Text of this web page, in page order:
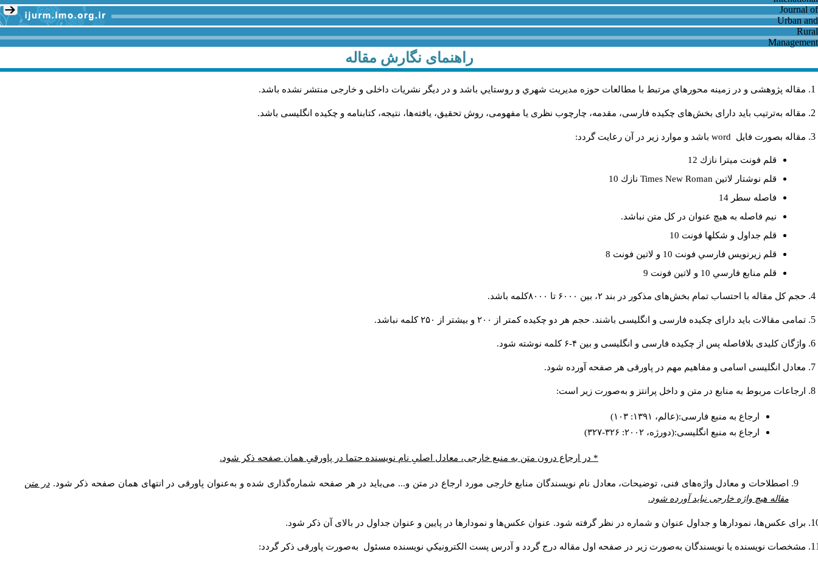
راهنمای نگارش مقاله
مقاله پژوهشی و در زمینه محورهاي مرتبط با مطالعات حوزه مديريت شهري و روستايي باشد و در دیگر نشریات داخلی و خارجی منتشر نشده باشد.
مقاله به‌ترتیب باید دارای بخش‌های چکیده فارسی، مقدمه، چارچوب نظری یا مفهومی، روش تحقیق، یافته‌ها، نتیجه، کتابنامه و چکیده انگلیسی باشد.
مقاله بصورت فايل word باشد و موارد زير در آن رعايت گردد:
قلم فونت ميترا نازك 12
قلم نوشتار لاتين Times New Roman نازك 10
فاصله سطر 14
نيم فاصله به هيچ عنوان در كل متن نباشد.
قلم جداول و شكلها فونت 10
قلم زيرنويس فارسي فونت 10 و لاتين فونت 8
قلم منابع فارسي 10 و لاتين فونت 9
حجم کل مقاله با احتساب تمام بخش‌های مذکور در بند ۲، بین ۶۰۰۰ تا ۸۰۰۰کلمه باشد.
تمامی مقالات باید دارای چکیده فارسی و انگلیسی باشند. حجم هر دو چکیده کمتر از ۲۰۰ و بیشتر از ۲۵۰ کلمه نباشد.
واژگان کلیدی بلافاصله پس از چکیده فارسی و انگلیسی و بین ۴-۶ کلمه نوشته شود.
معادل انگلیسی اسامی و مفاهیم مهم در پاورقی هر صفحه آورده شود.
ارجاعات مربوط به منابع در متن و داخل پرانتز و به‌صورت زیر است:
ارجاع به منبع فارسی:(عالم، ۱۳۹۱: ۱۰۳)
ارجاع به منبع انگلیسی:(دورژه، ۲۰۰۲: ۳۲۶-۳۲۷)
* در ارجاع درون متن به منبع خارجی، معادل اصلیِ نام نویسنده حتما در پاورقیِ همان صفحه ذکر شود.
اصطلاحات و معادل واژه‌های فنی، توضیحات، معادل نام نویسندگان منابع خارجی مورد ارجاع در متن و... می‌باید در هر صفحه شماره‌گذاری شده و به‌عنوان پاورقی در انتهای همان صفحه ذکر شود. در متن
مقاله هیچ واژه خارجی نباید آورده شود.
برای عکس‌ها، نمودارها و جداول عنوان و شماره در نظر گرفته شود. عنوان عکس‌ها و نمودارها در پایین و عنوان جداول در بالای آن ذکر شود.
مشخصات نویسنده یا نویسندگان به‌صورت زیر در صفحه اول مقاله درج گردد و آدرس پست الكترونيكي نويسنده مسئول به‌صورت پاورقی ذکر گردد: